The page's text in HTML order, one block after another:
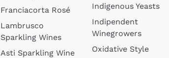
Franciacorta Rosé
Lambrusco
Sparkling Wines
Asti Sparkling Wine
Indigenous Yeasts
Indipendent
Winegrowers
Oxidative Style